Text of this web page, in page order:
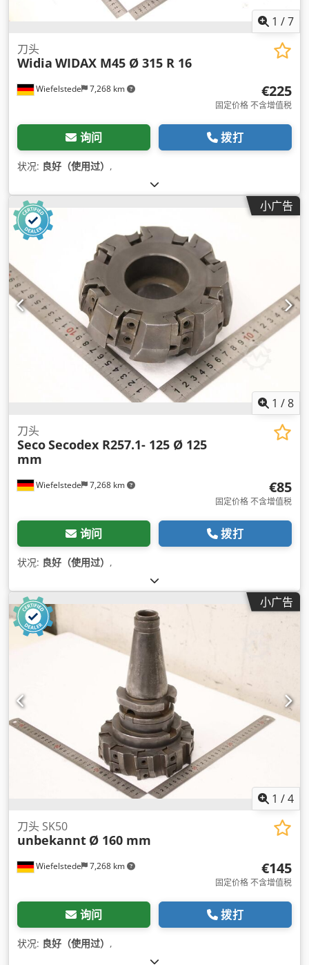
1 /7
Wiefelstede 7,268 km
刀头
Widia WIDAX M45 Ø 315 R 16
€225
固定价格 不含增值税
询问 拨打
状况: 良好（使用过） ,
小广告
1 /8
Wiefelstede 7,268 km
刀头
SecoSecodex R257.1- 125 Ø 125
mm
€85
固定价格 不含增值税
询问 拨打
状况: 良好（使用过） ,
小广告
1 /4
Wiefelstede 7,268 km
刀头 SK50
unbekannt Ø 160 mm
€145
固定价格 不含增值税
询问 拨打
状况: 良好（使用过） ,